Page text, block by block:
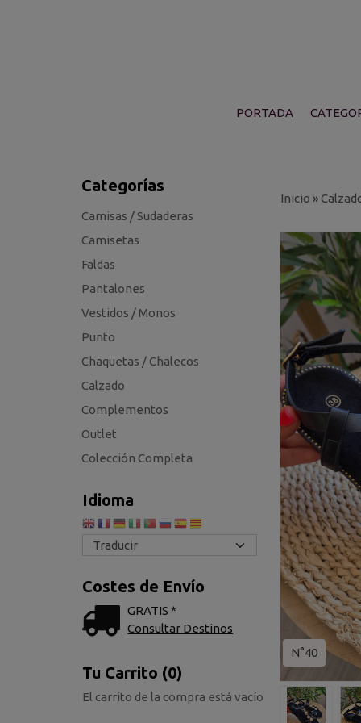
PORTADA
Categorías
Camisas / Sudaderas
Camisetas
Faldas
Pantalones
Vestidos / Monos
Punto
Chaquetas / Chalecos
Calzado
Complementos
Outlet
Colección Completa
Idioma
Costes de Envío
GRATIS *
Consultar Destinos
Tu Carrito (0)
El carrito de la compra está vacío
Inicio »
N°40